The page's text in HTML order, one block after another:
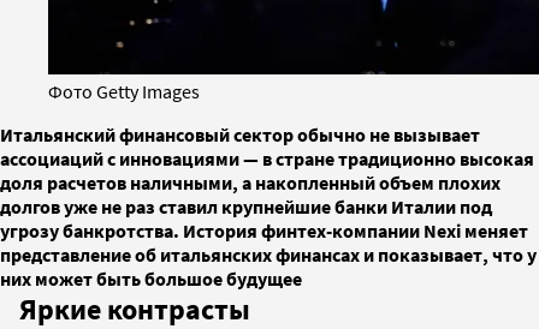
Фото Getty Images
Итальянский финансовый сектор обычно не вызывает
ассоциаций с инновациями — в стране традиционно высокая
доля расчетов наличными, а накопленный объем плохих
долгов уже не раз ставил крупнейшие банки Италии под
угрозу банкротства. История финтех-компании Nexi меняет
представление об итальянских финансах и показывает, что у
них может быть большое будущее
Яркие контрасты